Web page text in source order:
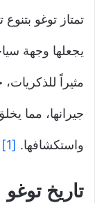
تمتاز توغو
يجعلها وجهة
مثيراً
جيرانها، مما
واستكشافها. [1]
تاريخ توغو